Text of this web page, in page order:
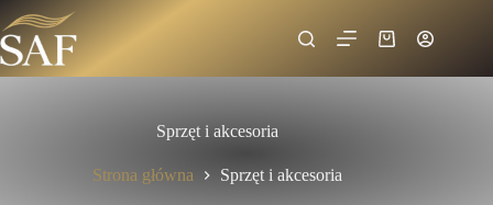
Sprzęt i akcesoria
Strona główna Sprzęt i akcesoria